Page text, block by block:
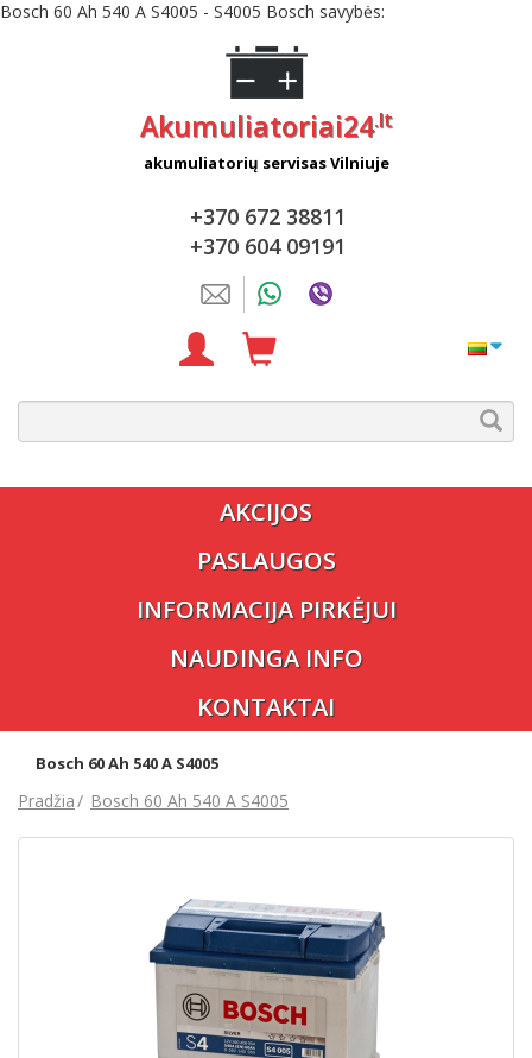
Bosch 60 Ah 540 A S4005 - S4005 Bosch savybės:
Akumuliatoriai24.lt
akumuliatorių servisas Vilniuje
+370 672 38811
+370 604 09191
AKCIJOS
PASLAUGOS
INFORMACIJA PIRKĖJUI
NAUDINGA INFO
KONTAKTAI
Bosch 60 Ah 540 A S4005
Pradžia Bosch 60 Ah 540 A S4005